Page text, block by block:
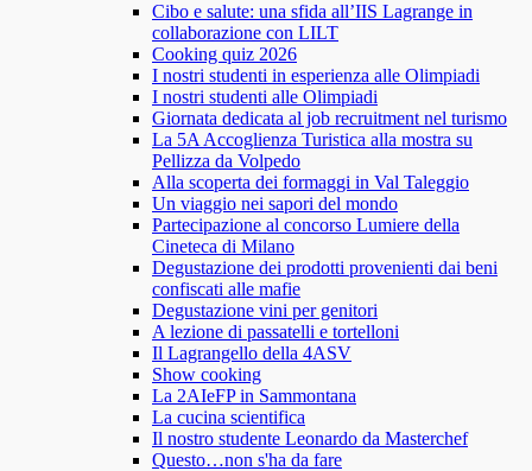
Cibo e salute: una sfida all’IIS Lagrange in
collaborazione con LILT
Cooking quiz 2026
I nostri studenti in esperienza alle Olimpiadi
I nostri studenti alle Olimpiadi
Giornata dedicata al job recruitment nel turismo
La 5A Accoglienza Turistica alla mostra su
Pellizza da Volpedo
Alla scoperta dei formaggi in Val Taleggio
Un viaggio nei sapori del mondo
Partecipazione al concorso Lumiere della
Cineteca di Milano
Degustazione dei prodotti provenienti dai beni
confiscati alle mafie
Degustazione vini per genitori
A lezione di passatelli e tortelloni
Il Lagrangello della 4ASV
Show cooking
La 2AIeFP in Sammontana
La cucina scientifica
Il nostro studente Leonardo da Masterchef
Questo…non s'ha da fare